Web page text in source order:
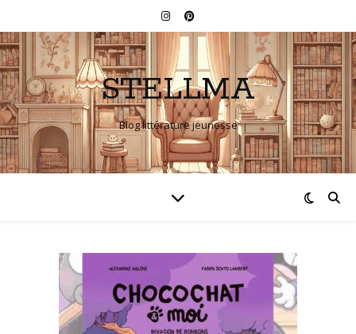
STELLMA
Blog littérature jeunesse